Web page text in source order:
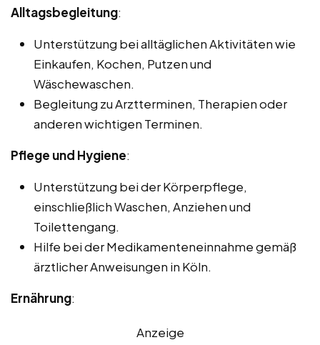
Alltagsbegleitung:
Unterstützung bei alltäglichen Aktivitäten wie
Einkaufen, Kochen, Putzen und
Wäschewaschen.
Begleitung zu Arztterminen, Therapien oder
anderen wichtigen Terminen.
Pflege und Hygiene:
Unterstützung bei der Körperpflege,
einschließlich Waschen, Anziehen und
Toilettengang.
Hilfe bei der Medikamenteneinnahme gemäß
ärztlicher Anweisungen in Köln.
Ernährung:
Anzeige